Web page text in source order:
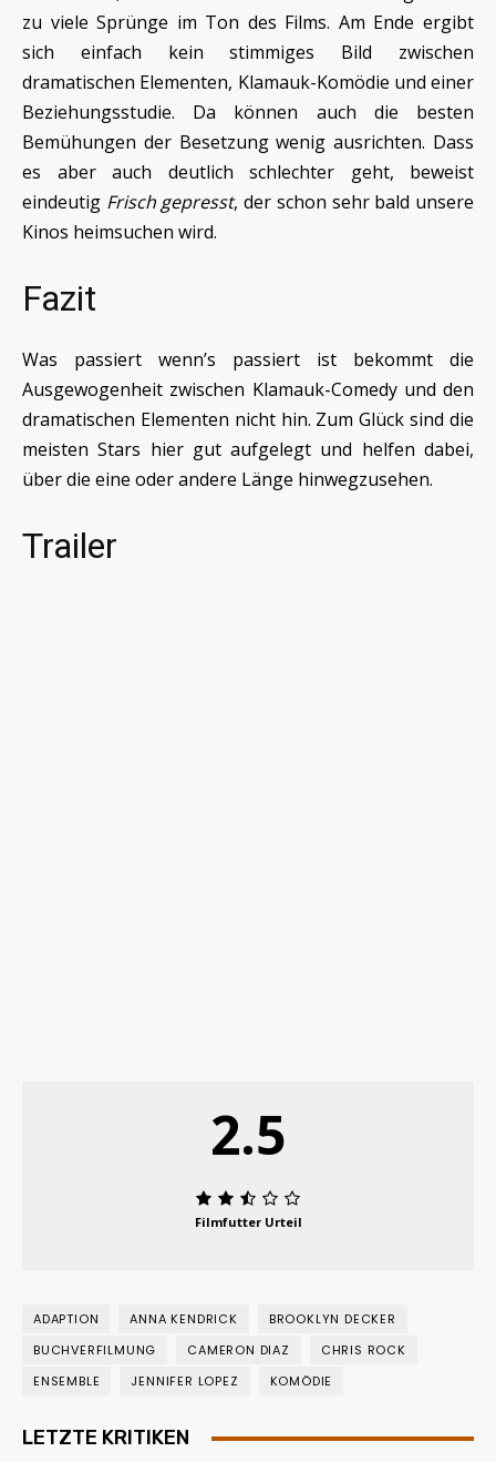
zu viele Sprünge im Ton des Films. Am Ende ergibt
sich einfach kein stimmiges Bild zwischen
dramatischen Elementen, Klamauk-Komödie und einer
Beziehungsstudie. Da können auch die besten
Bemühungen der Besetzung wenig ausrichten. Dass
es aber auch deutlich schlechter geht, beweist
eindeutig Frisch gepresst, der schon sehr bald unsere
Kinos heimsuchen wird.
Fazit
Was passiert wenn’s passiert ist bekommt die
Ausgewogenheit zwischen Klamauk-Comedy und den
dramatischen Elementen nicht hin. Zum Glück sind die
meisten Stars hier gut aufgelegt und helfen dabei,
über die eine oder andere Länge hinwegzusehen.
Trailer
2.5
Filmfutter Urteil
ADAPTION ANNA KENDRICK
BROOKLYN DECKER
BUCHVERFILMUNG
CAMERON DIAZ
CHRIS ROCK
ENSEMBLE
JENNIFER LOPEZ KOMÖDIE
LETZTE KRITIKEN